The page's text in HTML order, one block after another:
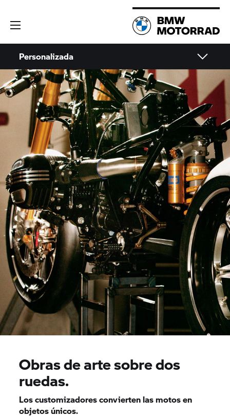
Personalizada
Obras de arte sobre dos
ruedas.
Los customizadores convierten las motos en
objetos únicos.